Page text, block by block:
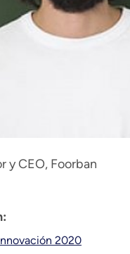
y CEO, Foorban
2020